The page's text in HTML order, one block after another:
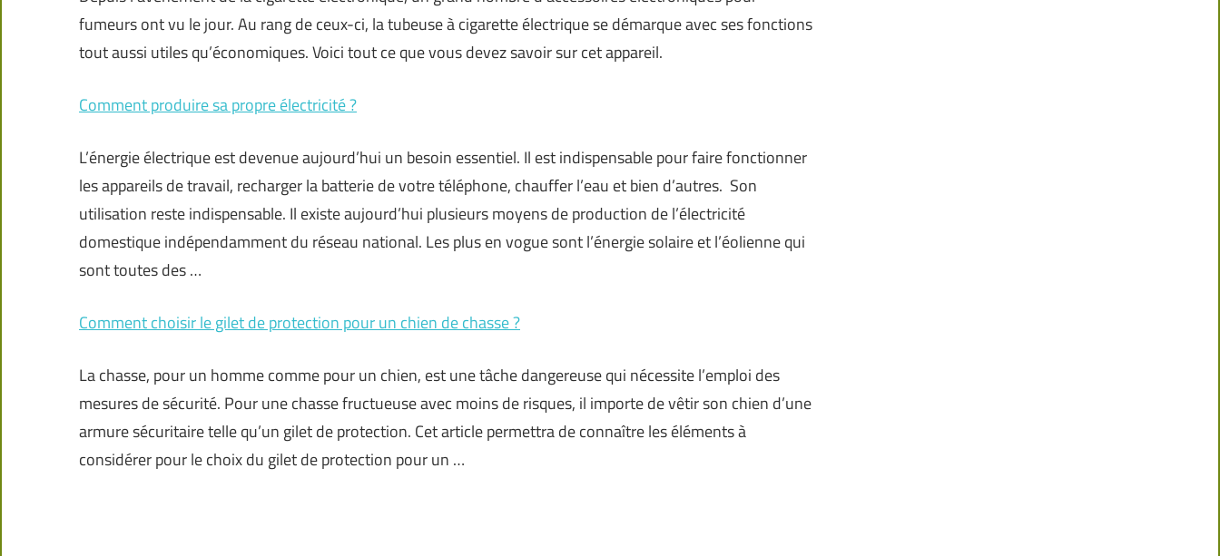
fumeurs ont vu le jour. Au rang de ceux-ci, la tubeuse à cigarette électrique se démarque avec ses fonctions
tout aussi utiles qu’économiques. Voici tout ce que vous devez savoir sur cet appareil.
Comment produire sa propre électricité ?
L’énergie électrique est devenue aujourd’hui un besoin essentiel. Il est indispensable pour faire fonctionner
les appareils de travail, recharger la batterie de votre téléphone, chauffer l’eau et bien d’autres. Son
utilisation reste indispensable. Il existe aujourd’hui plusieurs moyens de production de l’électricité
domestique indépendamment du réseau national. Les plus en vogue sont l’énergie solaire et l’éolienne qui
sont toutes des…
Comment choisir le gilet de protection pour un chien de chasse ?
La chasse, pour un homme comme pour un chien, est une tâche dangereuse qui nécessite l’emploi des
mesures de sécurité. Pour une chasse fructueuse avec moins de risques, il importe de vêtir son chien d’une
armure sécuritaire telle qu’un gilet de protection. Cet article permettra de connaître les éléments à
considérer pour le choix du gilet de protection pour un …